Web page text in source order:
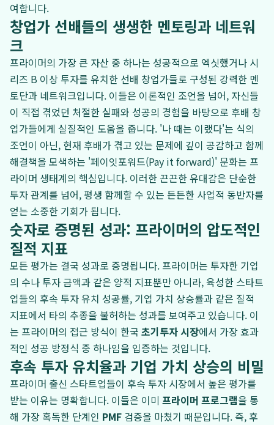
여합니다.
창업가 선배들의 생생한 멘토링과 네트워
크
프라이머의 가장 큰 자산 중 하나는 성공적으로 엑싯했거나 시
리즈 B 이상 투자를 유치한 선배 창업가들로 구성된 강력한 멘
토단과 네트워크입니다. 이들은 이론적인 조언을 넘어, 자신들
이 직접 겪었던 처절한 실패와 성공의 경험을 바탕으로 후배 창
업가들에게 실질적인 도움을 줍니다. '나 때는 이랬다'는 식의
조언이 아닌, 현재 후배가 겪고 있는 문제에 깊이 공감하고 함께
해결책을 모색하는 '페이잇포워드(Pay it forward)' 문화는 프
라이머 생태계의 핵심입니다. 이러한 끈끈한 유대감은 단순한
투자 관계를 넘어, 평생 함께할 수 있는 든든한 사업적 동반자를
얻는 소중한 기회가 됩니다.
숫자로 증명된 성과: 프라이머의 압도적인
질적 지표
모든 평가는 결국 성과로 증명됩니다. 프라이머는 투자한 기업
의 수나 투자 금액과 같은 양적 지표뿐만 아니라, 육성한 스타트
업들의 후속 투자 유치 성공률, 기업 가치 상승률과 같은 질적
지표에서 타의 추종을 불허하는 성과를 보여주고 있습니다. 이
는 프라이머의 접근 방식이 한국 초기투자 시장에서 가장 효과
적인 성공 방정식 중 하나임을 입증하는 것입니다.
후속 투자 유치율과 기업 가치 상승의 비밀
프라이머 출신 스타트업들이 후속 투자 시장에서 높은 평가를
받는 이유는 명확합니다. 이들은 이미 프라이머 프로그램을 통
해 가장 혹독한 단계인 PMF 검증을 마쳤기 때문입니다. 즉, 후